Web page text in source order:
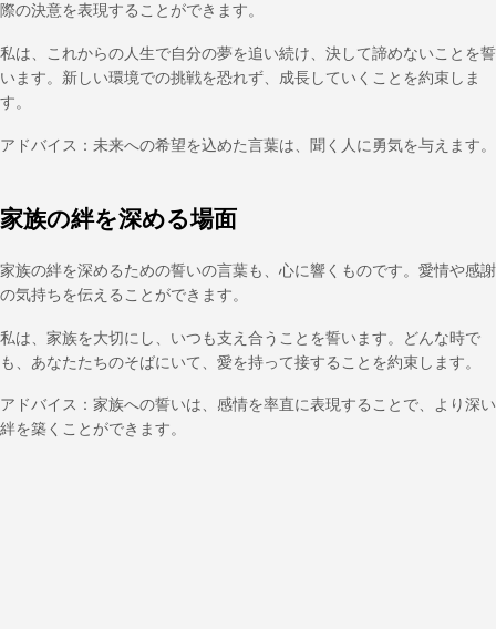
際の決意を表現することができます。
私は、これからの人生で自分の夢を追い続け、決して諦めないことを誓
います。新しい環境での挑戦を恐れず、成長していくことを約束しま
す。
アドバイス：未来への希望を込めた言葉は、聞く人に勇気を与えます。
家族の絆を深める場面
家族の絆を深めるための誓いの言葉も、心に響くものです。愛情や感謝
の気持ちを伝えることができます。
私は、家族を大切にし、いつも支え合うことを誓います。どんな時で
も、あなたたちのそばにいて、愛を持って接することを約束します。
アドバイス：家族への誓いは、感情を率直に表現することで、より深い
絆を築くことができます。